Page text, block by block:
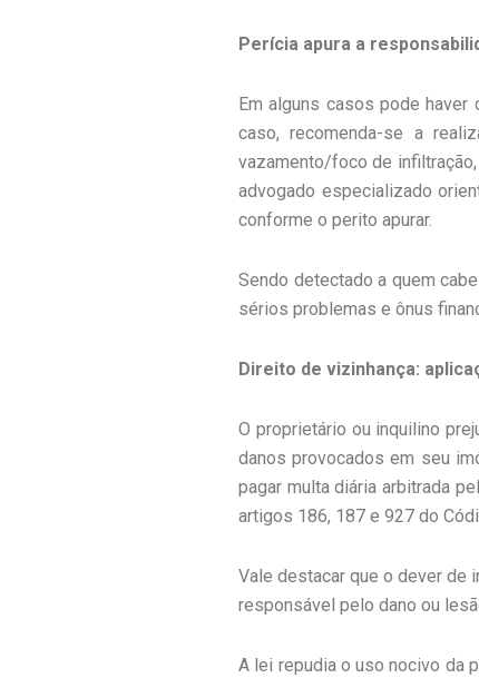
Perícia apura a
Em alguns casos pode
caso, recomenda-se a
vazamento/foco de
advogado especializado
conforme o perito apurar.
Sendo detectado a quem
sérios problemas e ônus
Direito de vizinhança:
O proprietário ou inquilino
danos provocados em seu
pagar multa diária arbitrada
artigos 186, 187 e 927 do
Vale destacar que o dever de
responsável pelo dano ou
A lei repudia o uso nocivo da